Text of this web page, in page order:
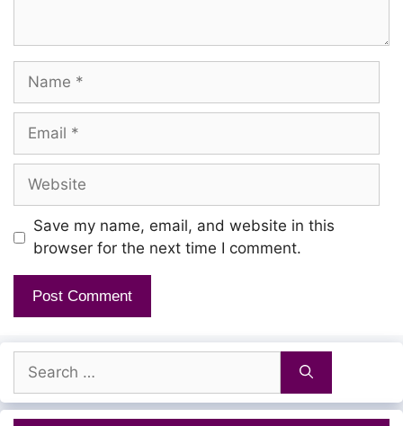
Name
Email
Website
Save my name, email, and website in this
browser for the next time I comment.
Search
for: